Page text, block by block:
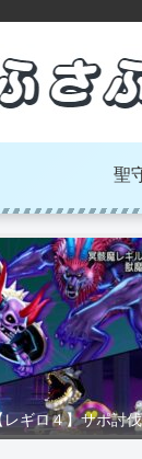
聖
レギロ４】サポ討伐